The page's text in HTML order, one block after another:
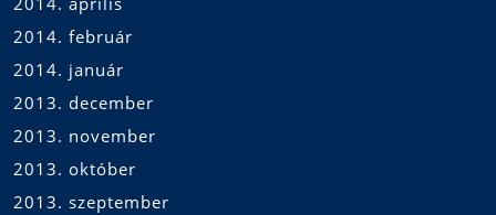
2014. február
2014. január
2013. december
2013. november
2013. október
2013. szeptember